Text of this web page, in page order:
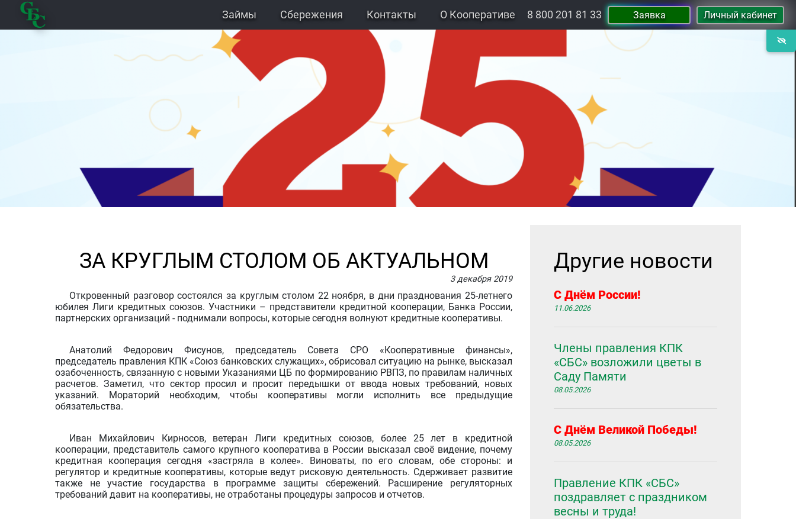
8 800 201 81 33 Заявка Личный кабинет
Займы Сбережения Контакты О Кооперативе
ЗА КРУГЛЫМ СТОЛОМ ОБ АКТУАЛЬНОМ
3 декабря 2019
Откровенный разговор состоялся за круглым столом 22 ноября, в дни празднования 25-летнего
юбилея Лиги кредитных союзов. Участники – представители кредитной кооперации, Банка России,
партнерских организаций - поднимали вопросы, которые сегодня волнуют кредитные кооперативы.
Анатолий Федорович Фисунов, председатель Совета СРО «Кооперативные финансы»,
председатель правления КПК «Союз банковских служащих», обрисовал ситуацию на рынке, высказал
озабоченность, связанную с новыми Указаниями ЦБ по формированию РВПЗ, по правилам наличных
расчетов. Заметил, что сектор просил и просит передышки от ввода новых требований, новых
указаний. Мораторий необходим, чтобы кооперативы могли исполнить все предыдущие
обязательства.
Иван Михайлович Кирносов, ветеран Лиги кредитных союзов, более 25 лет в кредитной
кооперации, представитель самого крупного кооператива в России высказал своё видение, почему
кредитная кооперация сегодня «застряла в колее». Виноваты, по его словам, обе стороны: и
регулятор и кредитные кооперативы, которые ведут рисковую деятельность. Сдерживает развитие
также не участие государства в программе защиты сбережений. Расширение регуляторных
требований давит на кооперативы, не отработаны процедуры запросов и отчетов.
Другие новости
С Днём России!
11.06.2026
Члены правления КПК
«СБС» возложили цветы в
Саду Памяти
08.05.2026
С Днём Великой Победы!
08.05.2026
Правление КПК «СБС»
поздравляет с праздником
весны и труда!